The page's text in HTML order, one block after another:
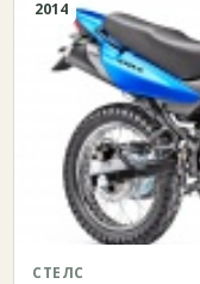
2014
СТЕЛС